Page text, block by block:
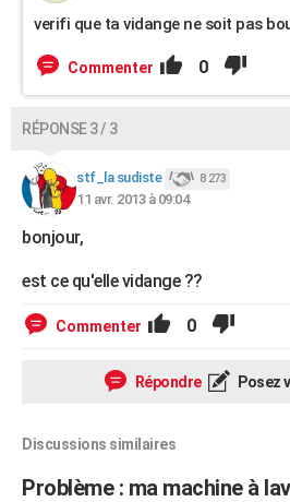
verifi que ta vidange ne soit pas
Commenter 0
RÉPONSE 3 / 3
stf_la sudiste 8 273
11 avr. 2013 à 09:04
bonjour,
est ce qu'elle vidange ??
Commenter 0
Répondre Posez
Discussions similaires
Problème : ma machine à